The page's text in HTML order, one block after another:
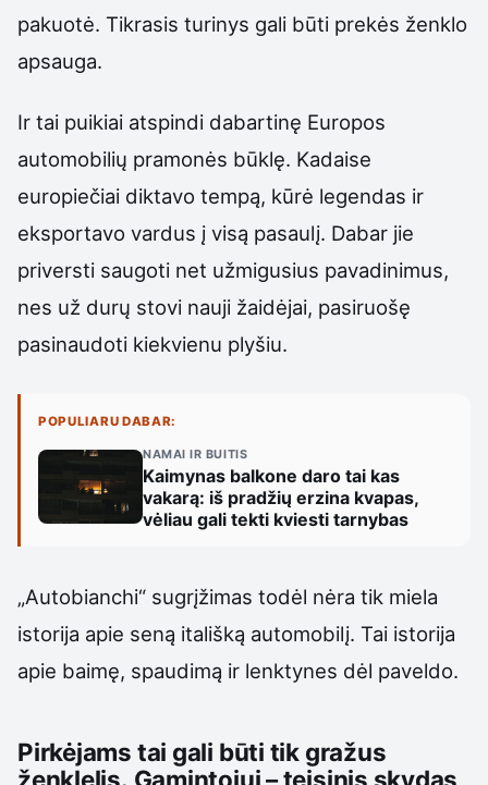
pakuotė. Tikrasis turinys gali būti prekės ženklo
apsauga.
Ir tai puikiai atspindi dabartinę Europos
automobilių pramonės būklę. Kadaise
europiečiai diktavo tempą, kūrė legendas ir
eksportavo vardus į visą pasaulį. Dabar jie
priversti saugoti net užmigusius pavadinimus,
nes už durų stovi nauji žaidėjai, pasiruošę
pasinaudoti kiekvienu plyšiu.
POPULIARU DABAR:
NAMAI IR BUITIS
Kaimynas balkone daro tai kas
vakarą: iš pradžių erzina kvapas,
vėliau gali tekti kviesti tarnybas
„Autobianchi“ sugrįžimas todėl nėra tik miela
istorija apie seną itališką automobilį. Tai istorija
apie baimę, spaudimą ir lenktynes dėl paveldo.
Pirkėjams tai gali būti tik gražus